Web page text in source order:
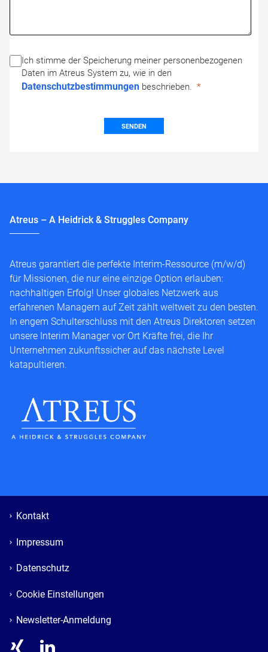
Ich stimme der Speicherung meiner personenbezogenen
Daten im Atreus System zu, wie in den
Datenschutzbestimmungen beschrieben.
SENDEN
Atreus – A Heidrick & Struggles Company
Atreus garantiert die perfekte Interim-Ressource (m/w/d)
für Missionen, die nur eine einzige Option erlauben:
nachhaltigen Erfolg! Unser globales Netzwerk aus
erfahrenen Managern auf Zeit zählt weltweit zu den besten.
In engem Schulterschluss mit den Atreus Direktoren setzen
unsere Interim Manager vor Ort Kräfte frei, die Ihr
Unternehmen zukunftssicher auf das nächste Level
katapultieren.
Kontakt
Impressum
Datenschutz
Cookie Einstellungen
Newsletter-Anmeldung